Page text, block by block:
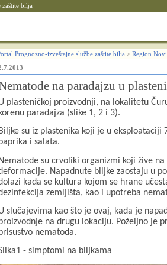
zaštite bilja
Prognozno-izveštajne službe zaštite bilja > Region
na paradajzu u
plasteničkoj proizvodnji, na lokalitetu
korenu paradajza (slike 1, 2 i 3).
su iz plastenika koji je u eksploataciji
i salata.
Nematode su crvoliki organizmi koji žive
Napadnute biljke zaostaju u
kada se kultura kojom se hrane
zemljišta, kao i upotreba
slučajevima kao što je ovaj, kada je
na drugu lokaciju. Poželjno je
nematoda.
- simptomi na biljkama